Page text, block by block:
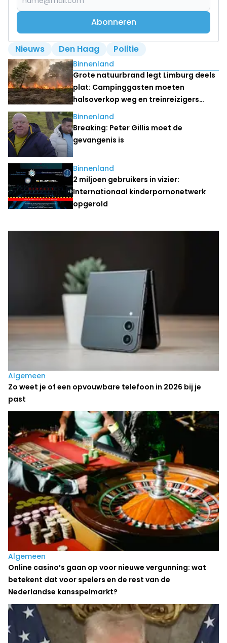
Abonneren
Nieuws Den Haag Politie
Lees ook
Binnenland
Grote natuurbrand legt Limburg deels
plat: Campinggasten moeten
halsoverkop weg en treinreizigers
stranden
Binnenland
Breaking: Peter Gillis moet de
gevangenis is
Binnenland
2 miljoen gebruikers in vizier:
Internationaal kinderpornonetwerk
opgerold
Laatste nieuws
Algemeen
Zo weet je of een opvouwbare telefoon in 2026 bij je
past
Algemeen
Online casino’s gaan op voor nieuwe vergunning: wat
betekent dat voor spelers en de rest van de
Nederlandse kansspelmarkt?